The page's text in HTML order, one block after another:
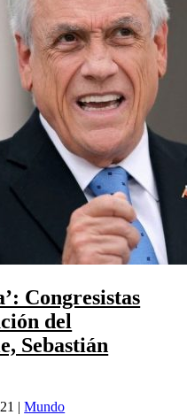
Congresistas
del
Sebastián
|Mundo